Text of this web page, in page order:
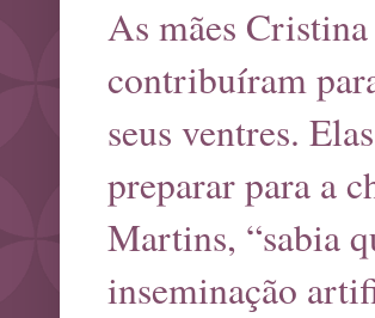
As mães
contribuíram
seus ventres.
preparar para a
Martins, “sabia
inseminação